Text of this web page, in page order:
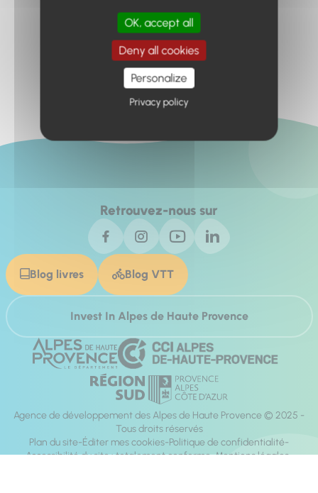
Retour à l'accueil
Retrouvez-nous sur
Blog livres Blog VTT
Invest In Alpes de Haute Provence
Agence de développement des Alpes de Haute Provence © 2025 -
Tous droits réservés
Plan du site Éditer mes cookies Politique de confidentialité
Accessibilité du site : totalement conforme Mentions légales
OK, accept all
Deny all cookies
Personalize
Privacy policy